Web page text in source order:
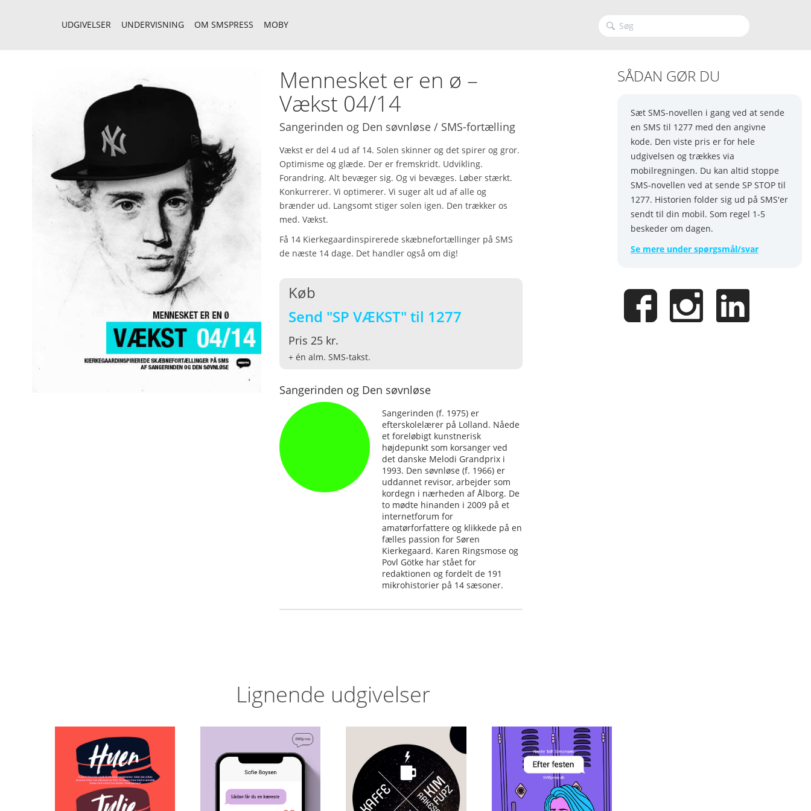
UDGIVELSER UNDERVISNING OM SMSPRESS MOBY
Mennesket er en ø –
Vækst 04/14
Sangerinden og Den søvnløse / SMS-fortælling
Vækst er del 4 ud af 14. Solen skinner og det spirer og gror.
Optimisme og glæde. Der er fremskridt. Udvikling.
Forandring. Alt bevæger sig. Og vi bevæges. Løber stærkt.
Konkurrerer. Vi optimerer. Vi suger alt ud af alle og
brænder ud. Langsomt stiger solen igen. Den trækker os
med. Vækst.
Få 14 Kierkegaardinspirerede skæbnefortællinger på SMS
de næste 14 dage. Det handler også om dig!
Køb
Send "SP VÆKST" til 1277
Pris 25 kr.
+ én alm. SMS-takst.
Sangerinden og Den søvnløse
Sangerinden (f. 1975) er
efterskolelærer på Lolland. Nåede
et foreløbigt kunstnerisk
højdepunkt som korsanger ved
det danske Melodi Grandprix i
1993. Den søvnløse (f. 1966) er
uddannet revisor, arbejder som
kordegn i nærheden af Ålborg. De
to mødte hinanden i 2009 på et
internetforum for
amatørforfattere og klikkede på en
fælles passion for Søren
Kierkegaard. Karen Ringsmose og
Povl Götke har stået for
redaktionen og fordelt de 191
mikrohistorier på 14 sæsoner.
SÅDAN GØR DU
Sæt SMS-novellen i gang ved at sende
en SMS til 1277 med den angivne
kode. Den viste pris er for hele
udgivelsen og trækkes via
mobilregningen. Du kan altid stoppe
SMS-novellen ved at sende SP STOP til
1277. Historien folder sig ud på SMS'er
sendt til din mobil. Som regel 1-5
beskeder om dagen.
Se mere under spørgsmål/svar
Lignende udgivelser
Huen
Julie Hastrup
Sådan får du
en kæreste
Sofie Boysen
Kaffe
Kim Fupz
Aakeson
Efter festen
Renée Toft
Simonsen